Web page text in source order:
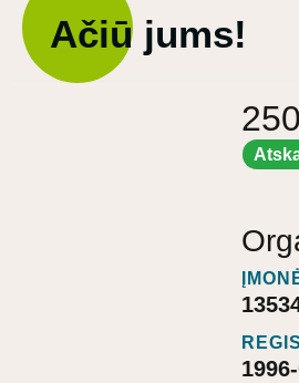
Ačiū jums!